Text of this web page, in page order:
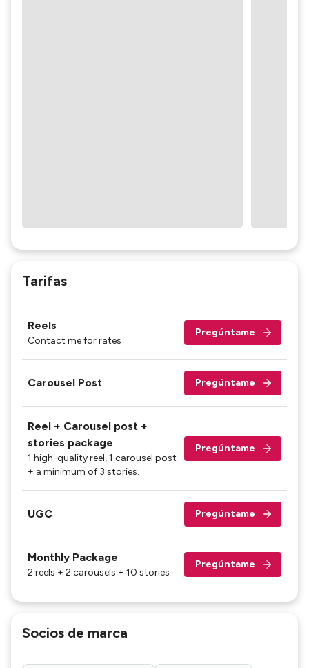
Tarifas
Reels
Contact me for rates
Pregúntame
Carousel Post Pregúntame
Reel + Carousel post +
stories package
1 high-quality reel, 1 carousel post
+ a minimum of 3 stories.
Pregúntame
UGC Pregúntame
Monthly Package
2 reels + 2 carousels + 10 stories
Pregúntame
Socios de marca